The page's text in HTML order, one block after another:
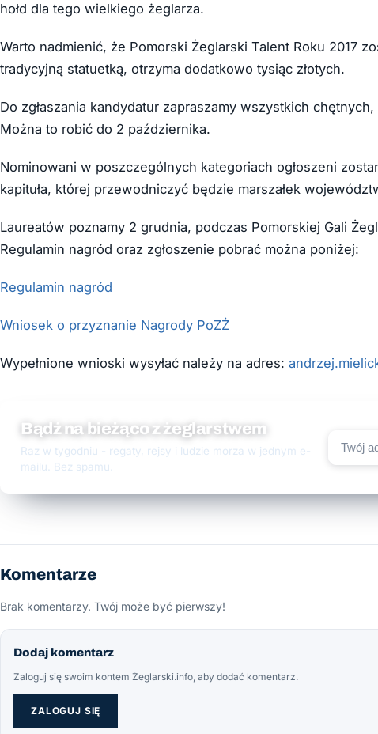
hołd dla tego wielkiego żeglarza.
Warto nadmienić, że Pomorski Żeglarski Talent Roku 2017
tradycyjną statuetką, otrzyma dodatkowo tysiąc złotych.
Do zgłaszania kandydatur zapraszamy wszystkich
Można to robić do 2 października.
Nominowani w poszczególnych kategoriach ogłoszeni
kapituła, której przewodniczyć będzie marszałek
Laureatów poznamy 2 grudnia, podczas Pomorskiej Gali
Regulamin nagród oraz zgłoszenie pobrać można poniżej:
Regulamin nagród
Wniosek o przyznanie Nagrody PoZŻ
Wypełnione wnioski wysyłać należy na adres:
Bądź na bieżąco z żeglarstwem
Raz w tygodniu - regaty, rejsy i ludzie morza w jednym e-
mailu. Bez spamu.
Komentarze
Brak komentarzy. Twój może być pierwszy!
Dodaj komentarz
Zaloguj się swoim kontem Żeglarski.info, aby dodać komentarz.
ZALOGUJ SIĘ